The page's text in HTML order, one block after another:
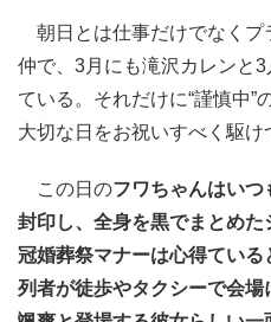
朝日とは仕事だけでなくプ
仲で、3月にも滝沢カレンと
ている。それだけに“謹慎中”
大切な日をお祝いすべく駆け
この日のフワちゃんはいつ
封印し、全身を黒でまとめ
冠婚葬祭マナーは心得てい
列者が徒歩やタクシーで会